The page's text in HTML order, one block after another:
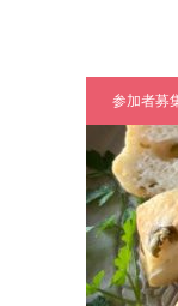
参加者募